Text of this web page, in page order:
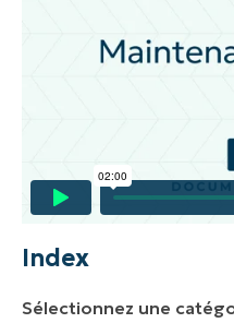
Index
Sélectionnez une